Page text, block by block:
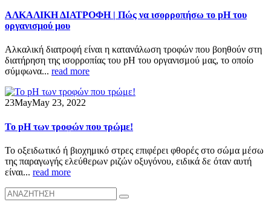
ΑΛΚΑΛΙΚΗ ΔΙΑΤΡΟΦΗ | Πώς να ισορροπήσω το pH του
οργανισμού μου
Αλκαλική διατροφή είναι η κατανάλωση τροφών που βοηθούν στη
διατήρηση της ισορροπίας του pH του οργανισμού μας, το οποίο
σύμφωνα... read more
23MayMay 23, 2022
Το pH των τροφών που τρώμε!
Το οξειδωτικό ή βιοχημικό στρες επιφέρει φθορές στο σώμα μέσω
της παραγωγής ελεύθερων ριζών οξυγόνου, ειδικά δε όταν αυτή
είναι... read more